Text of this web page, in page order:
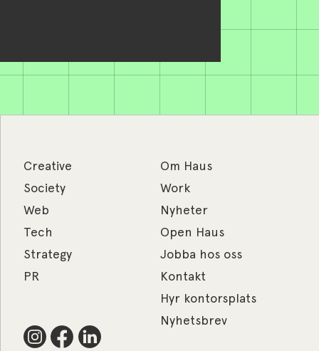
Creative
Society
Web
Tech
Strategy
PR
Om Haus
Work
Nyheter
Open Haus
Jobba hos oss
Kontakt
Hyr kontorsplats
Nyhetsbrev